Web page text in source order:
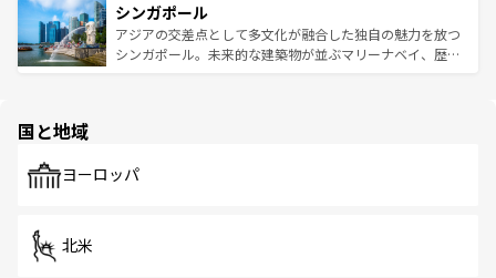
参照してほしい。
激する。気候は一年中温暖で、どの季節にも異なる楽しみ
が待っている。親しみやすいタイの人々、仏教を中心とし
た文化、そして多様な観光資源が、訪れる旅人を魅了し続
み、どこを訪れても感動するはず。観光スポットが密集し
ており、効率よく見どころを回れるのも魅力。息をのむよ
うな絶景から文化的な体験まで、香港を存分に楽しみ尽く
シンガポール
アジアの交差点として多文化が融合した独自の魅力を放つ
シンガポール。未来的な建築物が並ぶマリーナベイ、歴史
で、ホーカーズは地元の風情を楽しめる外せないスポット
国と地域
ヨーロッパ
北米